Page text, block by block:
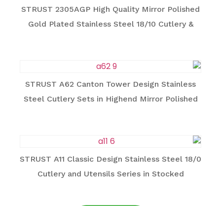
STRUST 2305AGP High Quality Mirror Polished
Gold Plated Stainless Steel 18/10 Cutlery &
STRUST A62 Canton Tower Design Stainless
Steel Cutlery Sets in Highend Mirror Polished
STRUST A11 Classic Design Stainless Steel 18/0
Cutlery and Utensils Series in Stocked